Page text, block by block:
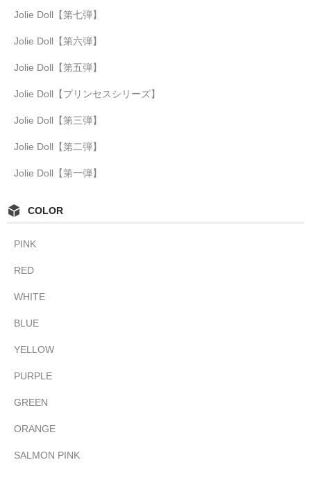
Jolie Doll【第七弾】
Jolie Doll【第六弾】
Jolie Doll【第五弾】
Jolie Doll【プリンセスシリーズ】
Jolie Doll【第三弾】
Jolie Doll【第二弾】
Jolie Doll【第一弾】
COLOR
PINK
RED
WHITE
BLUE
YELLOW
PURPLE
GREEN
ORANGE
SALMON PINK